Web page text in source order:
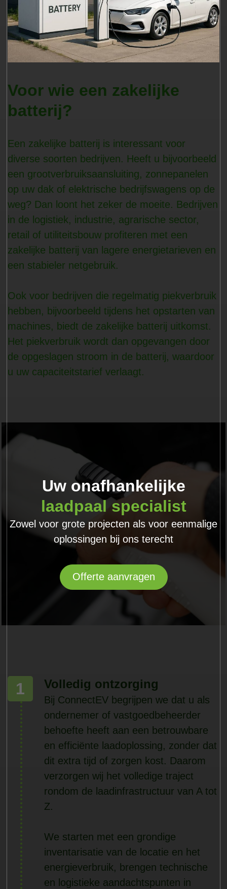
Voor wie een zakelijke
batterij?
Een zakelijke batterij is interessant voor
diverse soorten bedrijven. Heeft u bijvoorbeeld
een grootverbruiksaansluiting, zonnepanelen
op uw dak of elektrische bedrijfswagens op de
weg? Dan loont het zeker de moeite. Bedrijven
in de logistiek, industrie, agrarische sector,
retail of utiliteitsbouw profiteren met een
zakelijke batterij van lagere energietarieven en
een stabieler netgebruik.
Ook voor bedrijven die regelmatig piekverbruik
hebben, bijvoorbeeld tijdens het opstarten van
machines, biedt de zakelijke batterij uitkomst.
Het piekverbruik wordt dan opgevangen door
de opgeslagen stroom in de batterij, waardoor
u uw capaciteitstarief verlaagt.
Uw onafhankelijke
laadpaal specialist
Zowel voor grote projecten als voor eenmalige
oplossingen bij ons terecht
Offerte aanvragen
1 Volledig ontzorging
Bij ConnectEV begrijpen we dat u als
ondernemer of vastgoedbeheerder
behoefte heeft aan een betrouwbare
en efficiënte laadoplossing, zonder dat
dit extra tijd of zorgen kost. Daarom
verzorgen wij het volledige traject
rondom de laadinfrastructuur van A tot
Z.
We starten met een grondige
inventarisatie van de locatie en het
energieverbruik, brengen technische
en logistieke aandachtspunten in